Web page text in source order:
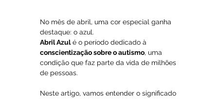
No mês de abril, uma cor especial ganha
destaque: o azul.
Abril Azul é o período dedicado à
conscientização sobre o autismo, uma
condição que faz parte da vida de milhões
de pessoas.
Neste artigo, vamos entender o significado